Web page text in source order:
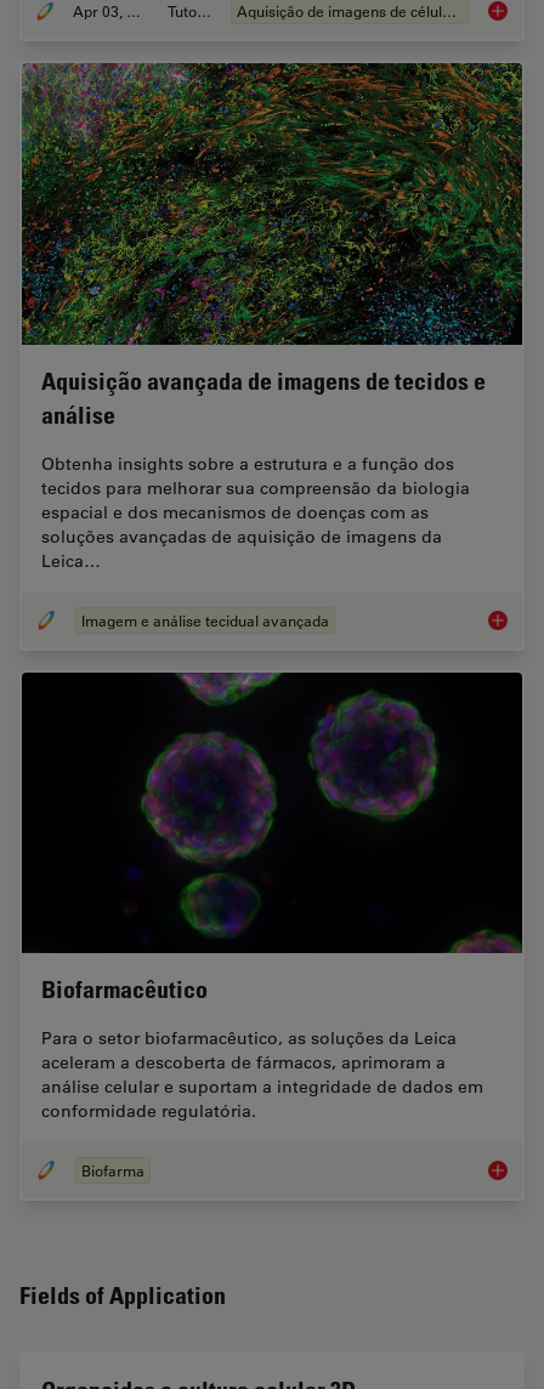
Apr 03, 2012 Tutorial Aquisição de imagens de células vivas
Aquisição avançada de imagens de tecidos e
análise
Obtenha insights sobre a estrutura e a função dos
tecidos para melhorar sua compreensão da biologia
espacial e dos mecanismos de doenças com as
soluções avançadas de aquisição de imagens da
Leica…
Imagem e análise tecidual avançada
Biofarmacêutico
Para o setor biofarmacêutico, as soluções da Leica
aceleram a descoberta de fármacos, aprimoram a
análise celular e suportam a integridade de dados em
conformidade regulatória.
Biofarma
Fields of Application